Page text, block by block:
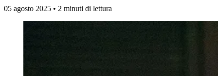
05 agosto 2025 • 2 minuti di lettura